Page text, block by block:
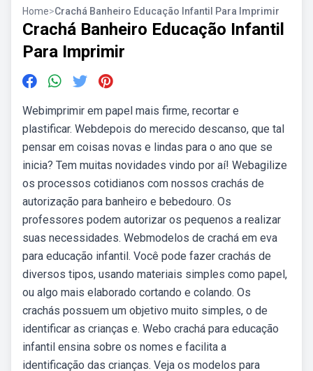
Home>Crachá Banheiro Educação Infantil Para Imprimir
Crachá Banheiro Educação Infantil
Para Imprimir
Webimprimir em papel mais firme, recortar e
plastificar. Webdepois do merecido descanso, que tal
pensar em coisas novas e lindas para o ano que se
inicia? Tem muitas novidades vindo por aí! Webagilize
os processos cotidianos com nossos crachás de
autorização para banheiro e bebedouro. Os
professores podem autorizar os pequenos a realizar
suas necessidades. Webmodelos de crachá em eva
para educação infantil. Você pode fazer crachás de
diversos tipos, usando materiais simples como papel,
ou algo mais elaborado cortando e colando. Os
crachás possuem um objetivo muito simples, o de
identificar as crianças e. Webo crachá para educação
infantil ensina sobre os nomes e facilita a
identificação das crianças. Veja os modelos para